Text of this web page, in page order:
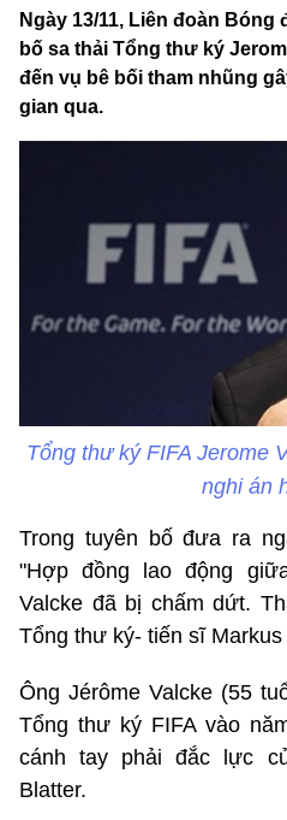
Ngày 13/11, Liên đoàn Bóng
bố sa thải Tổng thư ký
đến vụ bê bối tham nhũng
gian qua.
Tổng thư ký FIFA Jerome
nghi án
Trong tuyên bố đưa ra
"Hợp đồng lao động
Valcke đã bị chấm dứt.
Tổng thư ký- tiến sĩ Markus
Ông Jérôme Valcke (55
Tổng thư ký FIFA vào
cánh tay phải đắc lực
Blatter.